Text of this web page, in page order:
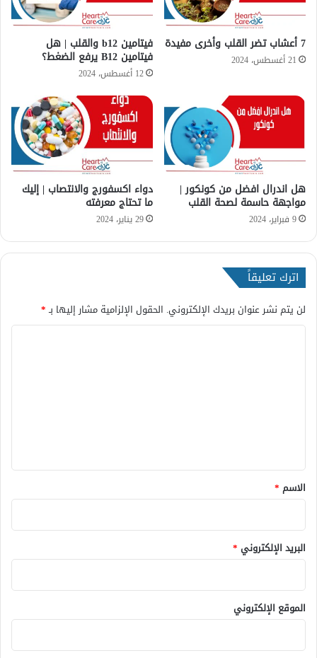
ظ
م
ض
ا
ل
ق
ب
و
ا
أ
ض
ا
ر
م
ت
ف
7 أعشاب تضر القلب وأخرى مفيدة
21 أغسطس، 2024
فيتامين b12 والقلب | هل
فيتامين B12 يرفع الضغط؟
12 أغسطس، 2024
هل اندرال افضل من كونكور |
مواجهة حاسمة لصحة القلب
9 فبراير، 2024
دواء اكسفورج والانتصاب | إليك
ما تحتاج معرفته
29 يناير، 2024
اترك تعليقاً
لن يتم نشر عنوان بريدك الإلكتروني. الحقول الإلزامية مشار إليها بـ*
*
الاسم *
البريد الإلكتروني *
الموقع الإلكتروني